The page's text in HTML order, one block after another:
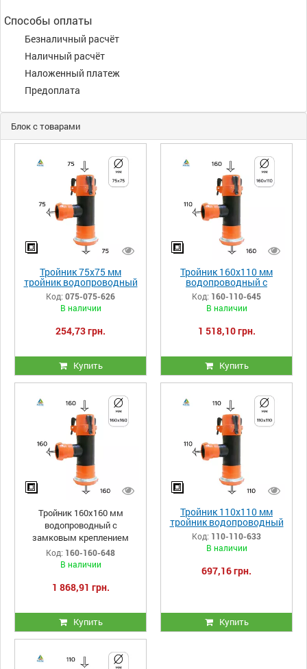
Способы оплаты
Безналичный расчёт
Наличный расчёт
Наложенный платеж
Предоплата
Блок с товарами
Тройник 75х75 мм
тройник водопроводный
с замковым креплением
Код: 075-075-626
В наличии
254,73 грн.
Купить
Тройник 160х110 мм
водопроводный с
замковым креплением
Код: 160-110-645
В наличии
1 518,10 грн.
Купить
Тройник 160х160 мм
водопроводный с
замковым креплением
Код: 160-160-648
В наличии
1 868,91 грн.
Купить
Тройник 110х110 мм
тройник водопроводный
с замковым креплением
Код: 110-110-633
В наличии
697,16 грн.
Купить